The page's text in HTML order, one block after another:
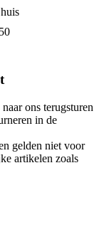
ons terugsturen
in de
gelden niet voor
artikelen zoals